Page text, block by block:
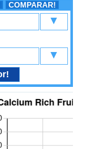
COMPARAR!
▼
▼